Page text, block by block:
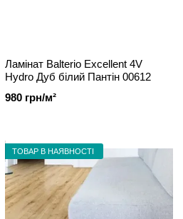
Ламінат Balterio Excellent 4V
Hydro Дуб білий Пантін 00612
980 грн/м²
ТОВАР В НАЯВНОСТІ